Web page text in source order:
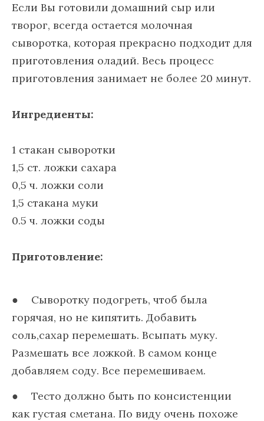
Если Вы готовили домашний сыр или
творог, всегда остается молочная
сыворотка, которая прекрасно подходит для
приготовления оладий. Весь процесс
приготовления занимает не более 20 минут.
Ингредиенты:
1 стакан сыворотки
1,5 ст. ложки сахара
0,5 ч. ложки соли
1,5 стакана муки
0.5 ч. ложки соды
Приготовление:
Сыворотку подогреть, чтоб была
горячая, но не кипятить. Добавить
соль,сахар перемешать. Всыпать муку.
Размешать все ложкой. В самом конце
добавляем соду. Все перемешиваем.
Тесто должно быть по консистенции
как густая сметана. По виду очень похоже